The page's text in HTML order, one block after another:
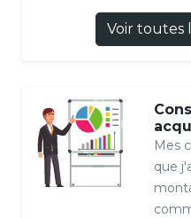
Voir toutes
Mes
que